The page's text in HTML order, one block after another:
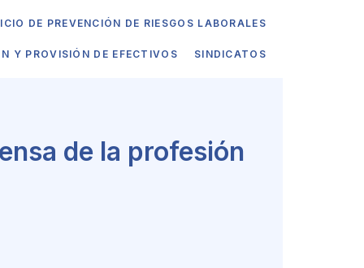
DE PREVENCIÓN DE RIESGOS LABORALES
Y PROVISIÓN DE EFECTIVOS SINDICATOS
de la profesión